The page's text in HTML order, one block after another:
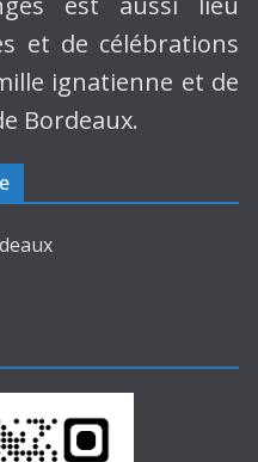
et de célébrations
ignatienne et de
Bordeaux.